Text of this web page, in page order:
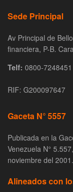
Sede Principal
Av Principal de
financiera, P-B.
Telf: 0800-7248451
RIF: G200097647
Gaceta N° 5557
Publicada en la
Venezuela N°
noviembre del 2001.
Alineados con